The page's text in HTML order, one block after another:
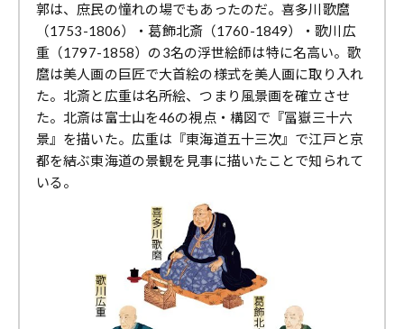
郭は、庶民の憧れの場でもあったのだ。喜多川歌麿
（1753-1806）・葛飾北斎（1760-1849）・歌川広
重（1797-1858）の3名の浮世絵師は特に名高い。歌
麿は美人画の巨匠で大首絵の様式を美人画に取り入れ
た。北斎と広重は名所絵、つまり風景画を確立させ
た。北斎は富士山を46の視点・構図で『冨嶽三十六
景』を描いた。広重は『東海道五十三次』で江戸と京
都を結ぶ東海道の景観を見事に描いたことで知られて
いる。